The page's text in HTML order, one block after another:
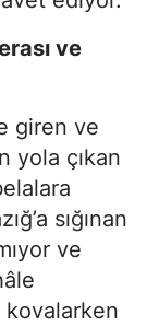
ve
giren ve
yola çıkan
sığınan
ve